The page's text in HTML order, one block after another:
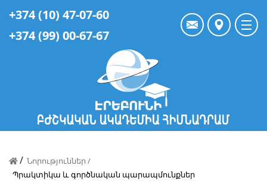
+374 (10) 47-07-60
+374 (99) 00-67-67
/ Նորություններ /
Պրակտիկա և գործնական պարապմունքներ